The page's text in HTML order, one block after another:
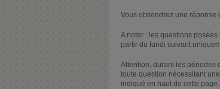
Vous obtiendrez une réponse
A noter : les questions
partir du lundi suivant
Attention, durant les périodes
toute question nécessitant
indiqué en haut de cette page.